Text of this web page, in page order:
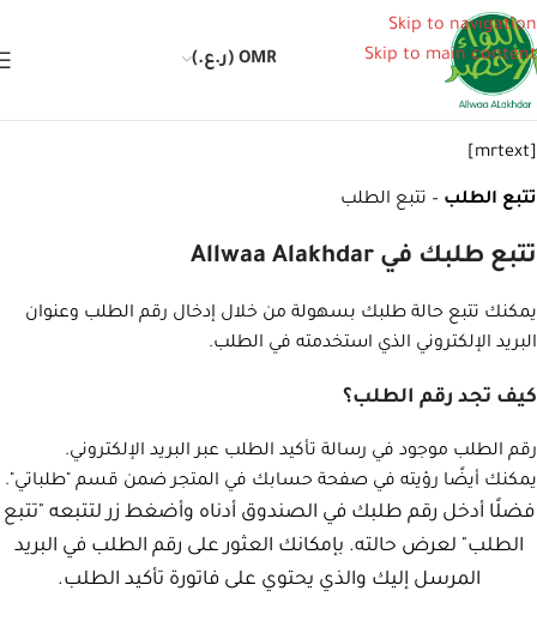
Skip to navigation
Skip to main content
OMR (ر.ع.)
[mrtext]
تتبع الطلب – تتبع الطلب
تتبع طلبك في Allwaa Alakhdar
يمكنك تتبع حالة طلبك بسهولة من خلال إدخال رقم الطلب وعنوان
البريد الإلكتروني الذي استخدمته في الطلب.
كيف تجد رقم الطلب؟
رقم الطلب موجود في رسالة تأكيد الطلب عبر البريد الإلكتروني.
يمكنك أيضًا رؤيته في صفحة حسابك في المتجر ضمن قسم "طلباتي".
فضلًا أدخل رقم طلبك في الصندوق أدناه وأضغط زر لتتبعه "تتبع
الطلب" لعرض حالته. بإمكانك العثور على رقم الطلب في البريد
المرسل إليك والذي يحتوي على فاتورة تأكيد الطلب.